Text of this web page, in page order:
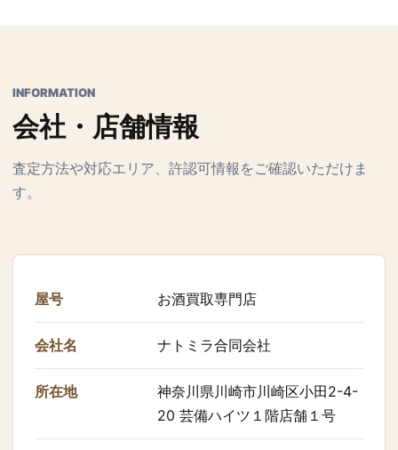
INFORMATION
会社・店舗情報
査定方法や対応エリア、許認可情報をご確認いただけま
す。
屋号 お酒買取専門店
会社名 ナトミラ合同会社
所在地
神奈川県川崎市川崎区小田2-4-
20 芸備ハイツ１階店舗１号